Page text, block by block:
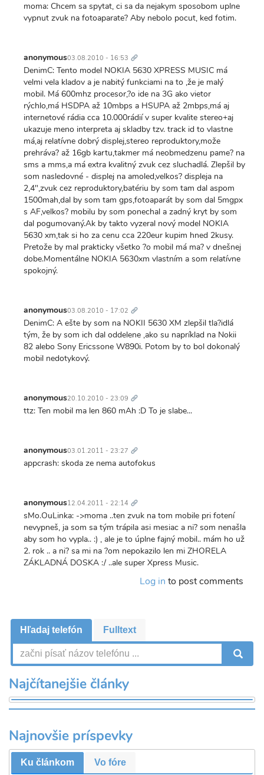
moma: Chcem sa spytat, ci sa da nejakym sposobom uplne
vypnut zvuk na fotoaparate? Aby nebolo pocut, ked fotim.
anonymous03.08.2010 - 16:53 odkaz
DenimC: Tento model NOKIA 5630 XPRESS MUSIC má
velmi vela kladov a je nabitý funkciami na to ,že je malý
mobil. Má 600mhz procesor,?o ide na 3G ako vietor
rýchlo,má HSDPA až 10mbps a HSUPA až 2mbps,má aj
internetové rádia cca 10.000rádií v super kvalite stereo+aj
ukazuje meno interpreta aj skladby tzv. track id to vlastne
má,aj relatívne dobrý displej,stereo reproduktory,može
prehráva? až 16gb kartu,takmer má neobmedzenu pame? na
sms a mms,a má extra kvalitný zvuk cez sluchadlá. Zlepšil by
som nasledovné - displej na amoled,velkos? displeja na
2,4",zvuk cez reproduktory,batériu by som tam dal aspom
1500mah,dal by som tam gps,fotoaparát by som dal 5mgpx
s AF,velkos? mobilu by som ponechal a zadný kryt by som
dal pogumovaný.Ak by takto vyzeral nový model NOKIA
5630 xm,tak si ho za cenu cca 220eur kupim hned 2kusy.
Pretože by mal prakticky všetko ?o mobil má ma? v dnešnej
dobe.Momentálne NOKIA 5630xm vlastním a som relatívne
spokojný.
anonymous03.08.2010 - 17:02 odkaz
DenimC: A ešte by som na NOKII 5630 XM zlepšil tla?idlá
tým, že by som ich dal oddelene ,ako su napríklad na Nokii
82 alebo Sony Ericssone W890i. Potom by to bol dokonalý
mobil nedotykový.
anonymous20.10.2010 - 23:09 odkaz
ttz: Ten mobil ma len 860 mAh :D To je slabe...
anonymous03.01.2011 - 23:27 odkaz
appcrash: skoda ze nema autofokus
anonymous12.04.2011 - 22:14 odkaz
sMo.OuLinka: ->moma ..ten zvuk na tom mobile pri fotení
nevypneš, ja som sa tým trápila asi mesiac a ni? som nenašla
aby som ho vypla.. :) , ale je to úplne fajný mobil.. mám ho už
2. rok .. a ni? sa mi na ?om nepokazilo len mi ZHORELA
ZÁKLADNÁ DOSKA :/ ..ale super Xpress Music.
Log in to post comments
Hľadaj telefón Fulltext
Najčítanejšie články
Najnovšie príspevky
Ku článkom Vo fóre